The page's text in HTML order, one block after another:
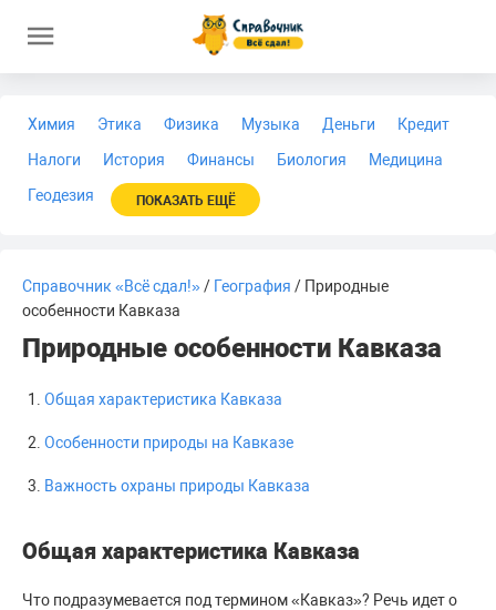
Химия Этика Физика Музыка Деньги
Кредит
Налоги
История Финансы Биология
Медицина
Геодезия
ПОКАЗАТЬ ЕЩЁ
Справочник «Всё сдал!»/ География / Природные
особенности Кавказа
Природные особенности Кавказа
Общая характеристика Кавказа
Особенности природы на Кавказе
Важность охраны природы Кавказа
Общая характеристика Кавказа
Что подразумевается под термином «Кавказ»? Речь идет о